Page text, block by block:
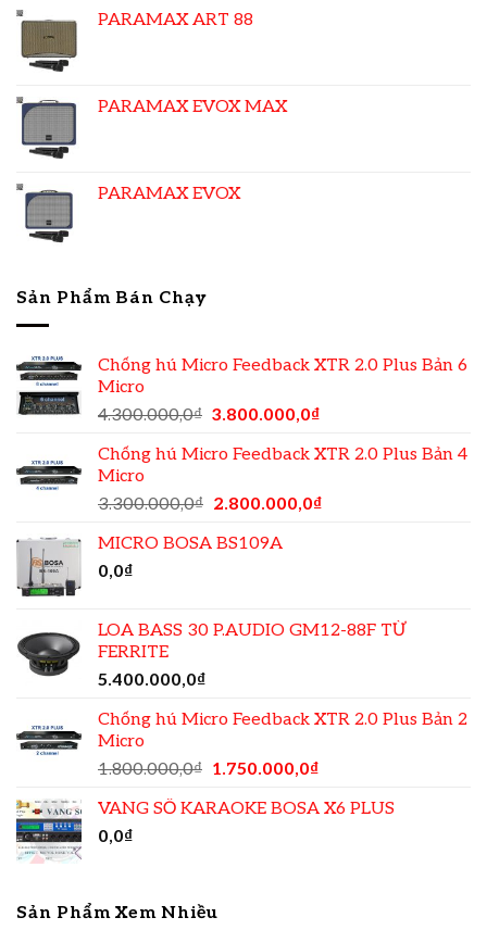
PARAMAX ART 88
PARAMAX EVOX MAX
PARAMAX EVOX
Sản Phẩm Bán Chạy
Chống hú Micro Feedback XTR 2.0 Plus Bản 6
Micro
4.300.000,0₫ 3.800.000,0₫
Chống hú Micro Feedback XTR 2.0 Plus Bản 4
Micro
3.300.000,0₫ 2.800.000,0₫
MICRO BOSA BS109A
0,0₫
LOA BASS 30 P.AUDIO GM12-88F TỪ
FERRITE
5.400.000,0₫
Chống hú Micro Feedback XTR 2.0 Plus Bản 2
Micro
1.800.000,0₫ 1.750.000,0₫
VANG SỐ KARAOKE BOSA X6 PLUS
0,0₫
Sản Phẩm Xem Nhiều